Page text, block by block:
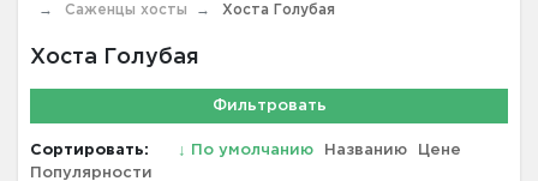
Саженцы хосты
Хоста Голубая
Хоста Голубая
Фильтровать
Сортировать: ↓ По умолчанию Названию
Цене
Популярности